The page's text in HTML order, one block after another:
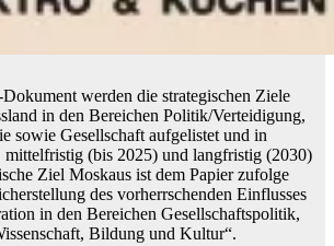
werden die strategischen Ziele
in den Bereichen Politik/Verteidigung,
sowie Gesellschaft aufgelistet und in
(bis 2025) und langfristig (2030)
Ziel Moskaus ist dem Papier zufolge
des vorherrschenden Einflusses
in den Bereichen Gesellschaftspolitik,
Bildung und Kultur“.